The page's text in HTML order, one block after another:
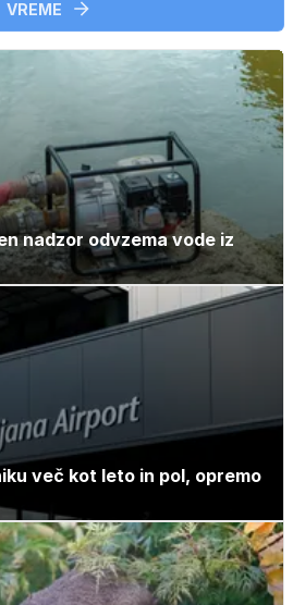
VREME
nadzor odvzema vode iz
več kot leto in pol, opremo